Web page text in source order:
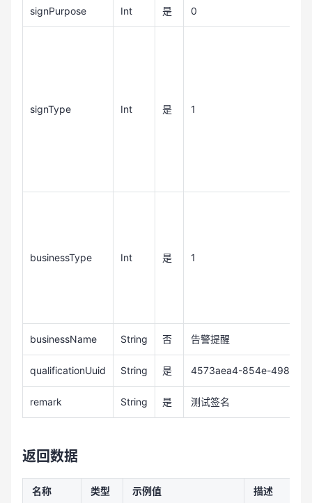
signPurpose Int 是 0
signType Int 是 1
businessType Int 是 1
businessName String 否 告警提醒
qualificationUuid String 是 4573aea4-854e-498d-
remark String 是 测试签名
返回数据
名称 类型 示例值 描述